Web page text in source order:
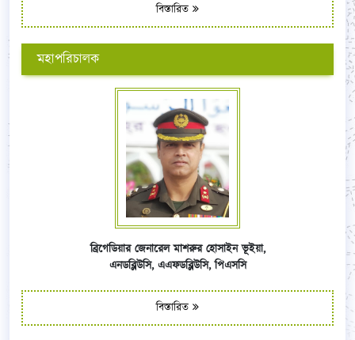
বিস্তারিত
মহাপরিচালক
ব্রিগেডিয়ার জেনারেল মাশরুর হোসাইন ভূইয়া,
এনডব্লিউসি, এএফডব্লিউসি,পিএসসি
বিস্তারিত